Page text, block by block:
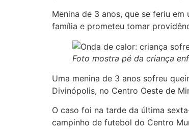
Menina de 3 anos, que se feriu
família e prometeu tomar
Foto mostra pé da criança
Uma menina de 3 anos sofreu
Divinópolis, no Centro Oeste de
O caso foi na tarde da última
campinho de futebol do Centro